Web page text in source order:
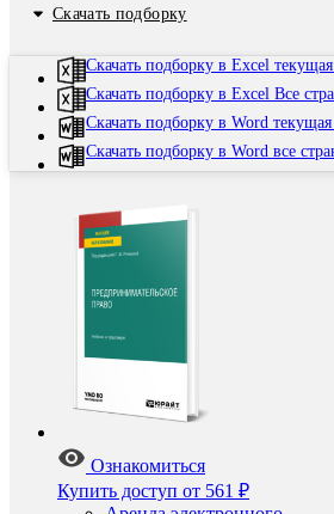
Скачать подборку
Скачать подборку в Excel
Скачать подборку в Excel Все
Скачать подборку в Word
Скачать подборку в Word все
Ознакомиться
Купить доступ от 561 ₽